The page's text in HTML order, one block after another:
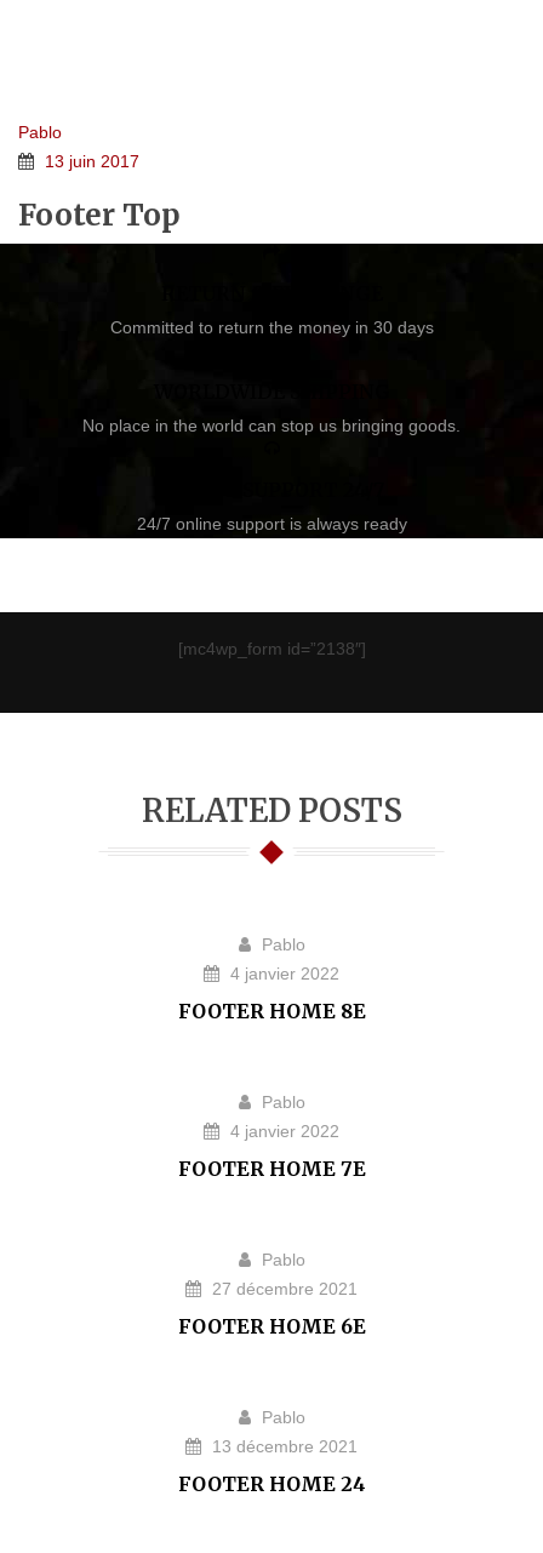
Pablo
13 juin 2017
Footer Top
Committed to return the money in 30 days
No place in the world can stop us bringing goods.
24/7 online support is always ready
[mc4wp_form id=”2138″]
RELATED POSTS
Pablo
4 janvier 2022
FOOTER HOME 8E
Pablo
4 janvier 2022
FOOTER HOME 7E
Pablo
27 décembre 2021
FOOTER HOME 6E
Pablo
13 décembre 2021
FOOTER HOME 24